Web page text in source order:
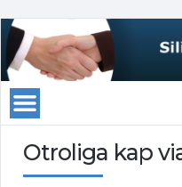
Otroliga kap